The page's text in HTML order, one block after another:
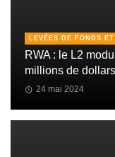
LEVÉES DE FONDS
RWA : le L2
millions de dollars
24 mai 2024